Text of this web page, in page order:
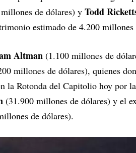
de dólares) y Todd
estimado de 4.200 millones
Altman (1.100 millones de
millones de dólares), quienes
la Rotonda del Capitolio hoy por
(31.900 millones de dólares) y el
de dólares).